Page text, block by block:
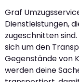
Graf
Dienstleistungen,
zugeschnitten
sich um den
Gegenstände von
werden deine